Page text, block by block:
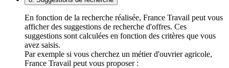
En fonction de la recherche réalisée, France Travail peut vous
afficher des suggestions de recherche d'offres. Ces
suggestions sont calculées en fonction des critères que vous
avez saisis.
Par exemple si vous cherchez un métier d'ouvrier agricole,
France Travail peut vous proposer :